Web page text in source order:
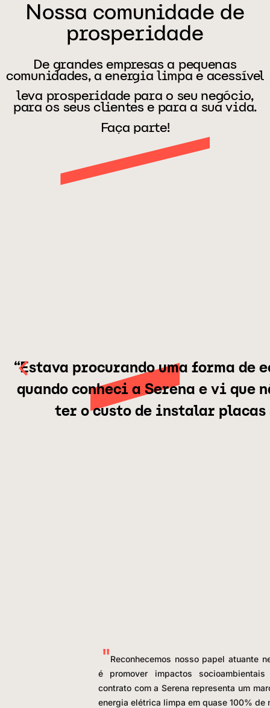
Nossa comunidade de
prosperidade
De grandes empresas a pequenas
comunidades, a energia limpa e acessível
leva prosperidade para o seu negócio,
para os seus clientes e para a sua vida.
Faça parte!
“Estava procurando uma forma de
quando conheci a Serena e vi que
ter o custo de instalar placas
Reconhecemos nosso papel atuante
é promover impactos
contrato com a Serena representa um
energia elétrica limpa em quase 100% de